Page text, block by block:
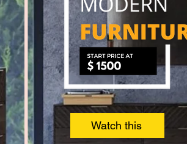
Watch this